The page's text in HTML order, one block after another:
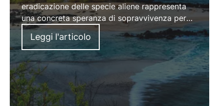
eradicazione delle specie aliene rappresenta
una concreta speranza di sopravvivenza per
svariate specie tra cui i fringuelli di Darwin.
Leggi l'articolo